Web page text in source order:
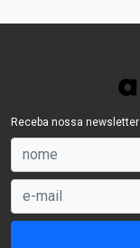
Receba nossa newsletter